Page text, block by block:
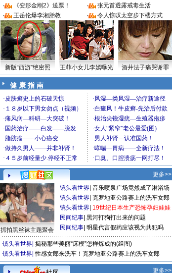
·
《变形金刚2》送票！ ·
张元首透露戒毒生活
·
王岳伦爆李湘胎教 · 令人惊叹太空步下楼方式
新版“西游”绝密照 王菲小女儿李嫣曝光 酒井法子痛哭谢罪
健 康 指 南
更多>>
抓拍黑丝袜主题聚会
镜头看世界 音乐喷泉广场竟然成了淋浴场
镜头看世界 克罗地亚公路赛上的洗车女郎
镜头看世界 19世纪日本生产恐怖孕妇娃娃
民间纪事 黑河打狗打出来的问题
民间纪事 明星代言假药应该视为共犯吗
镜头看世界 揭秘那些美丽“床模”怎样炼成的(组图)
镜头看世界 性感女郎来洗车！克罗地亚公路赛上的洗车女郎
更多>>